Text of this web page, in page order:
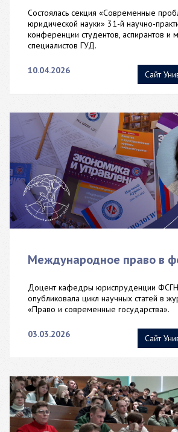
Сайт
Состоялась секция «Современные
юридической науки» 31-й научно-
конференции студентов, аспирантов и
специалистов ГУД.
10.04.2026
Сайт
Международное право в
Доцент кафедры юриспруденции
опубликовала цикл научных статей в
«Право и современные государства».
03.03.2026